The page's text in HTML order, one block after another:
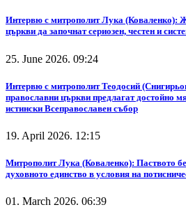
Интервю с митрополит Лука (Коваленко):
църкви да започнат сериозен, честен и
25. June 2026. 09:24
Интервю с митрополит Теодосий
православни църкви предлагат достойно
истински Всеправославен събор
19. April 2026. 12:15
Митрополит Лука (Коваленко): Паството
духовното единство в условия на
01. March 2026. 06:39